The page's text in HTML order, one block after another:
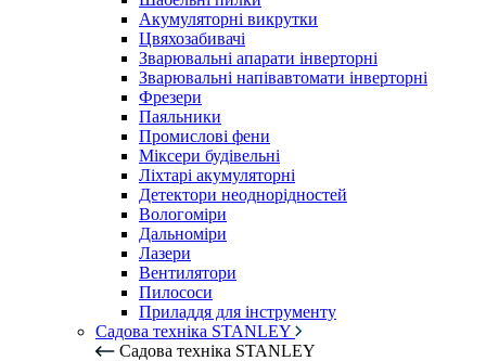
Акумуляторні викрутки
Цвяхозабивачі
Зварювальні апарати інверторні
Зварювальні напівавтомати інверторні
Фрезери
Паяльники
Промислові фени
Міксери будівельні
Ліхтарі акумуляторні
Детектори неоднорідностей
Вологоміри
Дальноміри
Лазери
Вентилятори
Пилососи
Приладдя для інструменту
Садова техніка STANLEY
Садова техніка STANLEY